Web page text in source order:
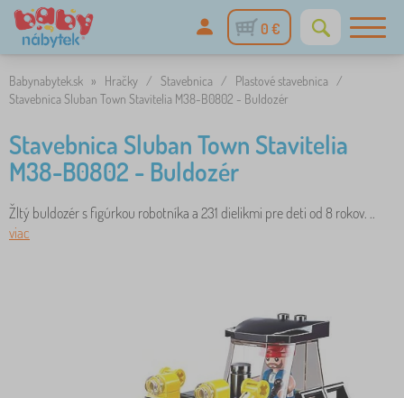
0 €
Babynabytek.sk » Hračky / Stavebnica / Plastové stavebnica
/
Stavebnica Sluban Town Stavitelia M38-B0802 - Buldozér
Stavebnica Sluban Town Stavitelia
M38-B0802 - Buldozér
Žltý buldozér s figúrkou robotníka a 231 dielikmi pre deti od 8 rokov. ..
viac